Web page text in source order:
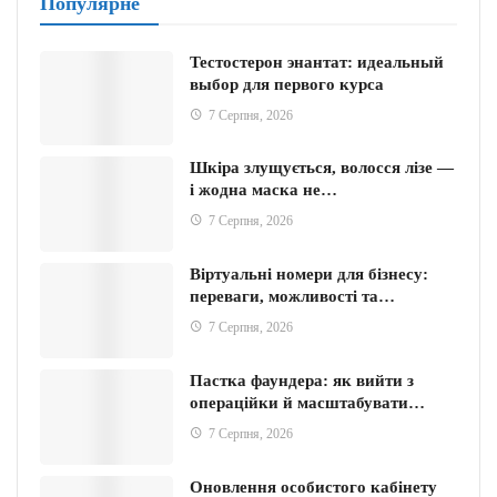
Тестостерон энантат: идеальный
выбор для первого курса
7 Серпня, 2026
Шкіра злущується, волосся лізе —
і жодна маска не…
7 Серпня, 2026
Віртуальні номери для бізнесу:
переваги, можливості та…
7 Серпня, 2026
Пастка фаундера: як вийти з
операційки й масштабувати…
7 Серпня, 2026
Оновлення особистого кабінету